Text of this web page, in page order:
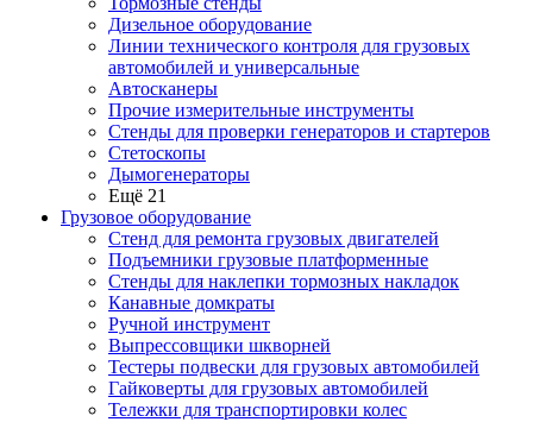
Дизельное оборудование
Линии технического контроля для грузовых
автомобилей и универсальные
Автосканеры
Прочие измерительные инструменты
Стенды для проверки генераторов и стартеров
Стетоскопы
Дымогенераторы
Ещё 21
Грузовое оборудование
Стенд для ремонта грузовых двигателей
Подъемники грузовые платформенные
Стенды для наклепки тормозных накладок
Канавные домкраты
Ручной инструмент
Выпрессовщики шкворней
Тестеры подвески для грузовых автомобилей
Гайковерты для грузовых автомобилей
Тележки для транспортировки колес